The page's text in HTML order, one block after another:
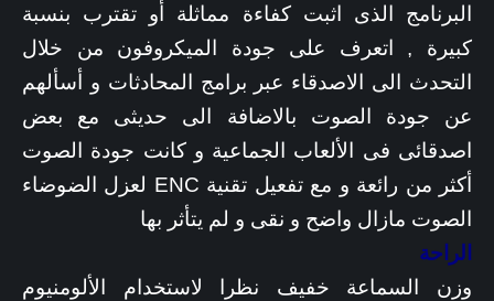
البرنامج الذى اثبت كفاءة مماثلة أو تقترب بنسبة
كبيرة , اتعرف على جودة الميكروفون من خلال
التحدث الى الاصدقاء عبر برامج المحادثات و أسألهم
عن جودة الصوت بالاضافة الى حديثى مع بعض
اصدقائى فى الألعاب الجماعية و كانت جودة الصوت
أكثر من رائعة و مع تفعيل تقنية ENC لعزل الضوضاء
الصوت مازال واضح و نقى و لم يتأثر بها
الراحة
وزن السماعة خفيف نظرا لاستخدام الألومنيوم